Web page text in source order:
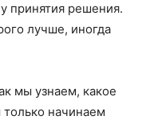
принятия решения.
лучше, иногда
мы узнаем, какое
начинаем